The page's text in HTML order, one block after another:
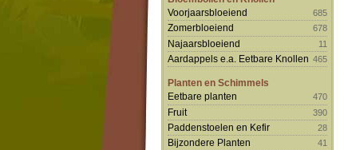
Voorjaarsbloeiend
685
Zomerbloeiend 678
Najaarsbloeiend 11
Aardappels e.a. Eetbare Knollen 465
Planten en Schimmels
Eetbare planten
470
Fruit 390
Paddenstoelen en Kefir 28
Bijzondere Planten 41